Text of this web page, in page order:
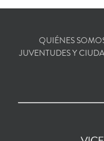
QUIÉNES
JUVENTUDES Y